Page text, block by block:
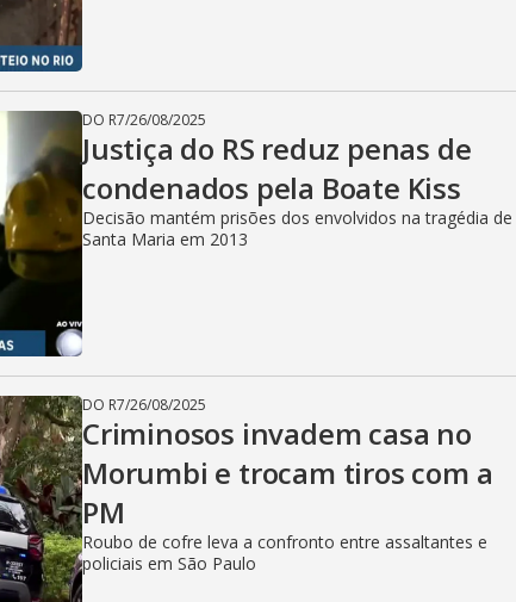
DO R7/26/08/2025
Justiça do RS reduz penas de
condenados pela Boate Kiss
Decisão mantém prisões dos envolvidos na tragédia de
Santa Maria em 2013
DO R7/26/08/2025
Criminosos invadem casa no
Morumbi e trocam tiros com a
PM
Roubo de cofre leva a confronto entre assaltantes e
policiais em São Paulo